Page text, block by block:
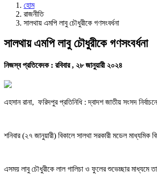
হোম
রাজনীতি
সালথায় এমপি লাবু চৌধুরীকে গণসংবর্ধনা
সালথায় এমপি লাবু চৌধুরীকে গণসংবর্ধনা
নিজস্ব প্রতিবেদক : রবিবার , ২৮ জানুয়ারী ২০২৪
এহসান রানা, ফরিদপুর প্রতিনিধি : দ্বাদশ জাতীয় সংসদ
শনিবার (২৭ জানুয়ারী) বিকালে সালথা সরকারী মডেল
এসময় লাবু চৌধুরীকে লাল গালিচা ও ফুলের শুভেচ্ছার মাধ্যমে